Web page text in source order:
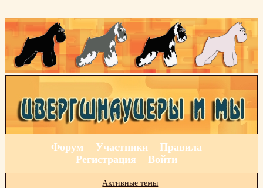
Форум Участники
Правила
Регистрация
Войти
Активные темы